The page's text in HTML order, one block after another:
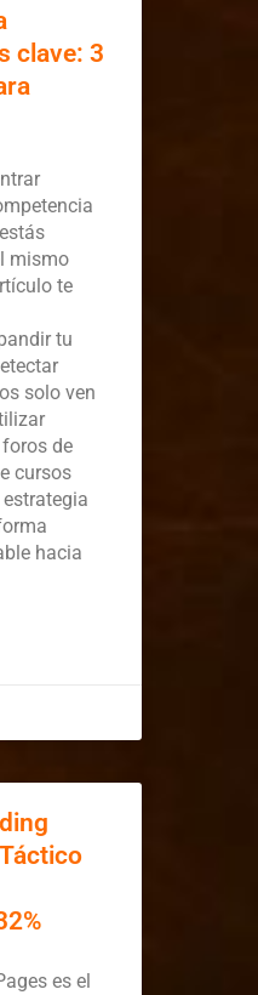
clave: 3
mismo
te
tu
solo ven
de
cursos
hacia
es el